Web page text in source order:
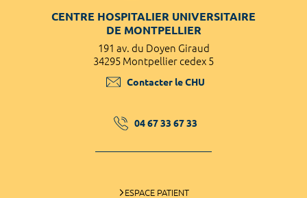
CENTRE HOSPITALIER UNIVERSITAIRE
DE MONTPELLIER
191 av. du Doyen Giraud
34295 Montpellier cedex 5
Contacter le CHU
04 67 33 67 33
ESPACE PATIENT